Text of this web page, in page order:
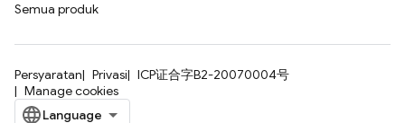
Semua produk
Persyaratan Privasi
ICP证合字B2-20070004号
Manage cookies